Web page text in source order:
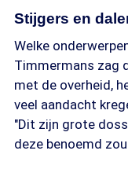
Stijgers en
Welke
Timmermans zag
met de overheid,
veel aandacht
"Dit zijn grote
deze benoemd